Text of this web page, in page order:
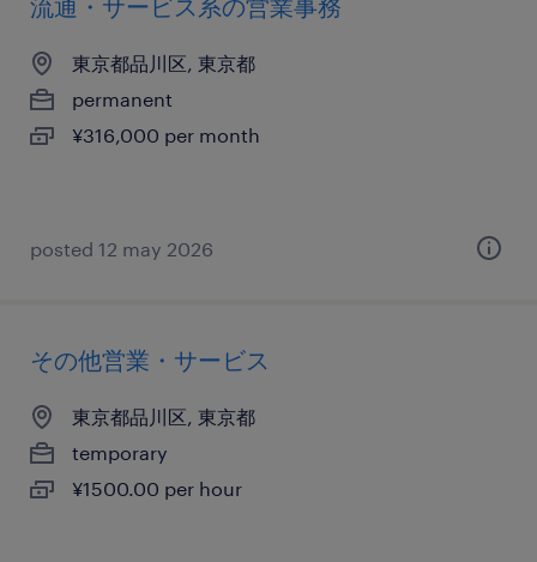
流通・サービス系の営業事務
東京都品川区, 東京都
permanent
¥316,000 per month
posted 12 may 2026
その他営業・サービス
東京都品川区, 東京都
temporary
¥1500.00 per hour